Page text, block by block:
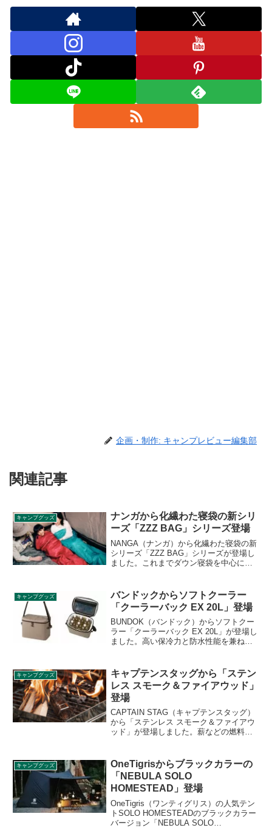
企画・制作: キャンプレビュー編集部
関連記事
キャンプグッズ
ナンガから化繊わた寝袋の新シリ
ーズ「ZZZ BAG」シリーズ登場
NANGA（ナンガ）から化繊わた寝袋の新
シリーズ「ZZZ BAG」シリーズが登場し
ました。これまでダウン寝袋を中心に展
ための製品シリーズとなっています。詳
細をレビューします。
キャンプグッズ
バンドックからソフトクーラー
「クーラーバック EX 20L」登場
BUNDOK（バンドック）からソフトクー
ラー「クーラーバック EX 20L」が登場し
ました。高い保冷力と防水性能を兼ね備
をレビューします。
キャンプグッズ
キャプテンスタッグから「ステン
レス スモーク＆ファイアウッド」
登場
CAPTAIN STAG（キャプテンスタッグ）
から「ステンレス スモーク＆ファイアウ
ッド」が登場しました。薪などの燃料の
クチップを中に入れれば、燃焼用容器と
して使うことができ、簡単に燻製調理が
可能です。詳細をレビューします。
キャンプグッズ
OneTigrisからブラックカラーの
「NEBULA SOLO
HOMESTEAD」登場
OneTigris（ワンティグリス）の人気テン
トSOLO HOMESTEADのブラックカラー
バージョン「NEBULA SOLO